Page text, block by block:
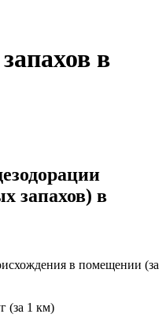
в
запахов) в
в помещении (за
(за 1 км)